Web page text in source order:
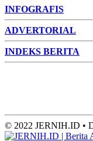
INFOGRAFIS
ADVERTORIAL
INDEKS BERITA
© 2022 JERNIH.ID •